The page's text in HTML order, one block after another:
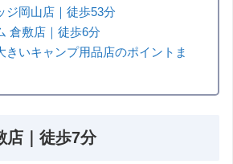
ジ岡山店｜徒歩53分
倉敷店｜徒歩6分
きいキャンプ用品店のポイントま
店｜徒歩7分